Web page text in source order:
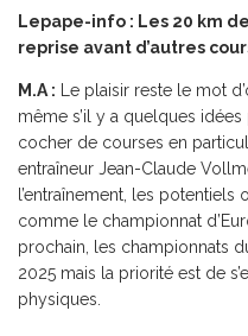
Lepape-info : Les 20 km
reprise avant d’autres
M.A : Le plaisir reste le mot
même s’il y a quelques
cocher de courses en
entraîneur Jean-Claude
l’entraînement, les potentiels
comme le championnat
prochain, les championnats
2025 mais la priorité est de
physiques.